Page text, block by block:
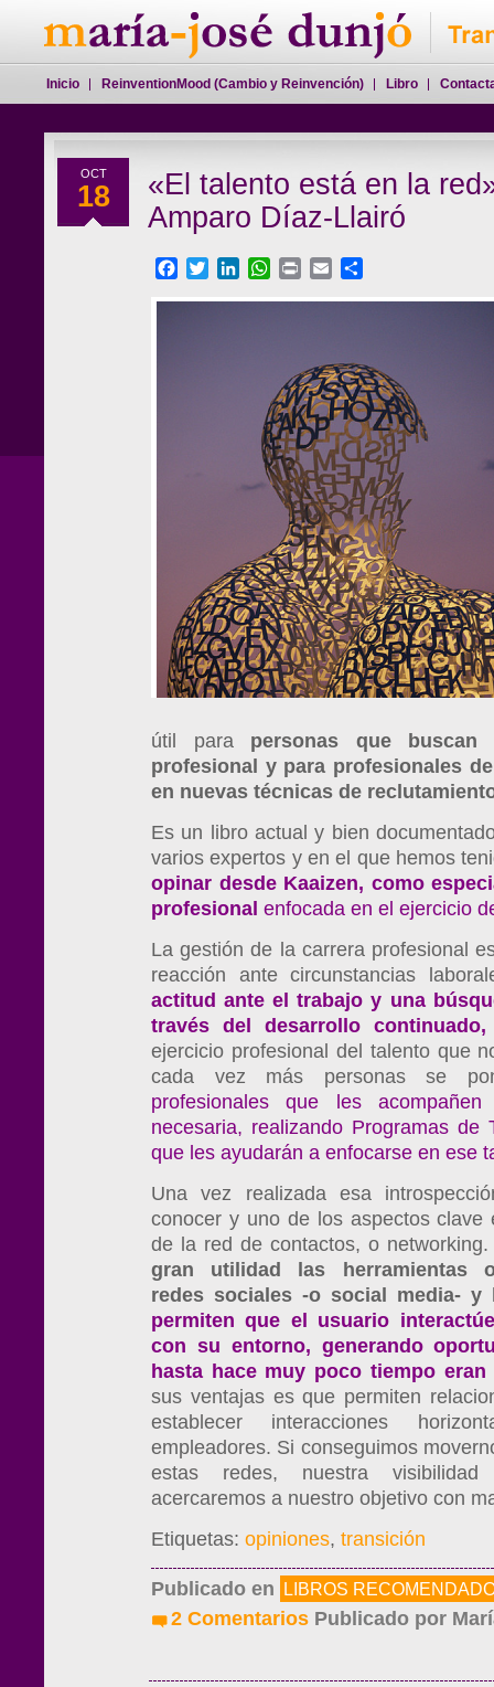
OCT
18
«El talento está en la
Amparo Díaz-Llairó
Facebook
TwitterLinkedInWhatsApp
Print Email
útil para personas que
profesional y para profesionales
en nuevas técnicas de
Es un libro actual y bien
varios expertos y en el que hemos
opinar desde Kaaizen, como
profesional enfocada en el ejercicio
La gestión de la carrera profesional
reacción ante circunstancias
actitud ante el trabajo y una
través del desarrollo continuado,
ejercicio profesional del talento que
cada vez más personas se
profesionales que les
necesaria, realizando Programas de
que les ayudarán a enfocarse en ese
Una vez realizada esa
conocer y uno de los aspectos clave
de la red de contactos, o
gran utilidad las herramientas
redes sociales -o social media- y
permiten que el usuario
con su entorno, generando
hasta hace muy poco tiempo eran
sus ventajas es que permiten
establecer interacciones
empleadores. Si conseguimos
estas redes, nuestra
acercaremos a nuestro objetivo con
Etiquetas: opiniones, transición
Publicado en LIBROS
2 Comentarios Publicado por
Inicio ReinventionMood (Cambio y Reinvención) Libro